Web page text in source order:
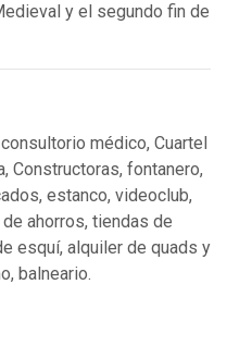
y el segundo fin de
médico, Cuartel
Constructoras, fontanero,
estanco, videoclub,
de ahorros, tiendas de
esquí, alquiler de quads y
balneario.